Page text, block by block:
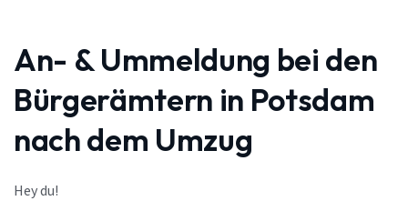
An- & Ummeldung bei den
Bürgerämtern in Potsdam
nach dem Umzug
Hey du!